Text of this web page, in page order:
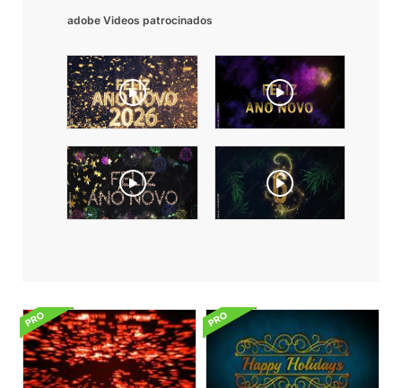
adobe Videos patrocinados